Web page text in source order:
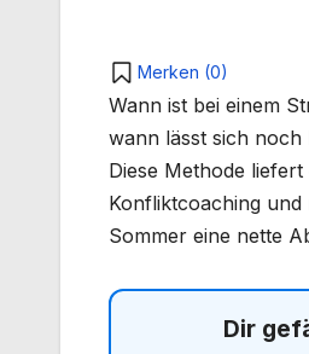
Merken (0)
Wann ist bei einem
wann lässt sich noch
Diese Methode
Konfliktcoaching und
Sommer eine nette
Dir